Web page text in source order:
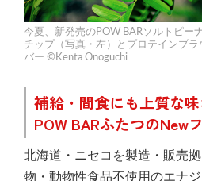
今夏、新発売のPOW BARソルトピー
チップ（写真・左）とプロテインブ
バー ©Kenta Onoguchi
補給・間食にも上質な味
POW BARふたつのNew
北海道・ニセコを製造・販売
物・動物性食品不使用のエナ